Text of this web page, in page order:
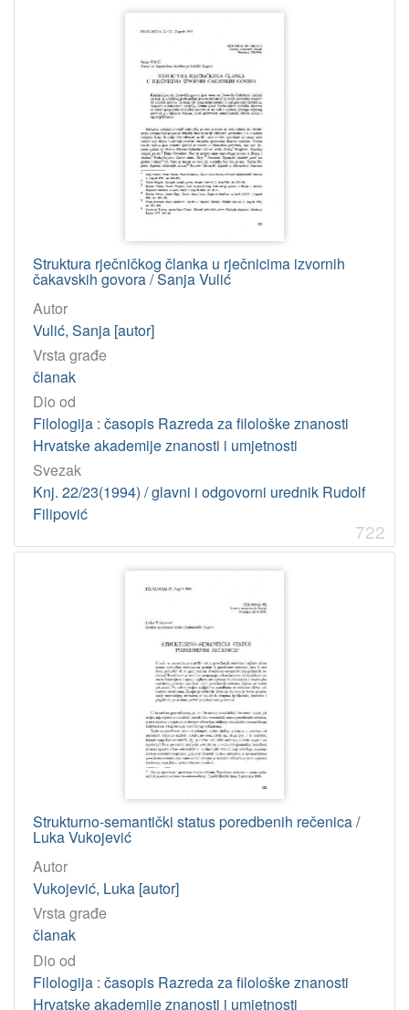
Struktura rječničkog članka u rječnicima izvornih
čakavskih govora / Sanja Vulić
Autor
Vulić, Sanja [autor]
Vrsta građe
članak
Dio od
Filologija : časopis Razreda za filološke znanosti
Hrvatske akademije znanosti i umjetnosti
Svezak
Knj. 22/23(1994) / glavni i odgovorni urednik Rudolf
Filipović
722
Strukturno-semantički status poredbenih rečenica /
Luka Vukojević
Autor
Vukojević, Luka [autor]
Vrsta građe
članak
Dio od
Filologija : časopis Razreda za filološke znanosti
Hrvatske akademije znanosti i umjetnosti